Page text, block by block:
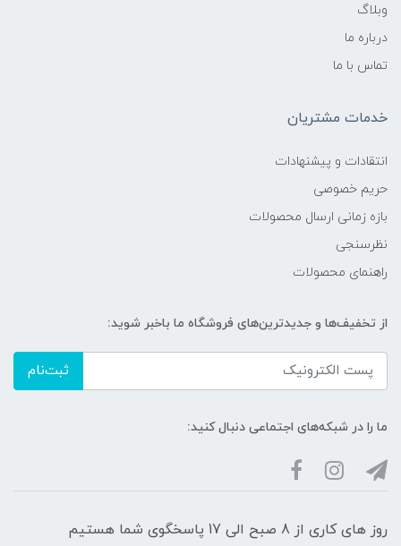
وبلاگ
درباره ما
تماس با ما
خدمات مشتریان
انتقادات و پیشنهادات
حریم خصوصی
بازه زمانی ارسال محصولات
نظرسنجی
راهنمای محصولات
از تخفیف‌ها و جدیدترین‌های فروشگاه ما باخبر شوید:
ثبت‌نام
ما را در شبکه‌های اجتماعی دنبال کنید:
روز های کاری از 8 صبح الی 17 پاسخگوی شما هستیم